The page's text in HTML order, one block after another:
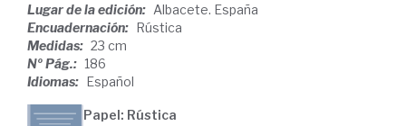
Lugar de la edición: Albacete. España
Encuadernación: Rústica
Medidas: 23 cm
Nº Pág.: 186
Idiomas: Español
Papel: Rústica